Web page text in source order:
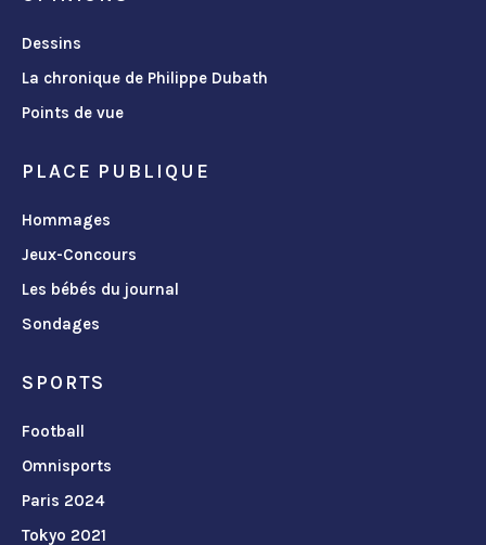
Dessins
La chronique de Philippe Dubath
Points de vue
PLACE PUBLIQUE
Hommages
Jeux-Concours
Les bébés du journal
Sondages
SPORTS
Football
Omnisports
Paris 2024
Tokyo 2021